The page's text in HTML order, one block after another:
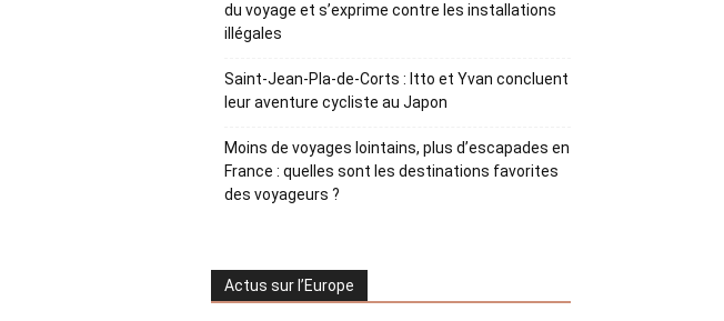
du voyage et s’exprime contre les installations
illégales
Saint-Jean-Pla-de-Corts : Itto et Yvan concluent
leur aventure cycliste au Japon
Moins de voyages lointains, plus d’escapades en
France : quelles sont les destinations favorites
des voyageurs ?
Actus sur l’Europe